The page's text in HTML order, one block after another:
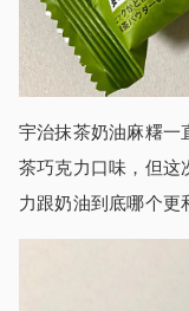
宇治抹茶奶油麻糬一
茶巧克力口味，但这
力跟奶油到底哪个更